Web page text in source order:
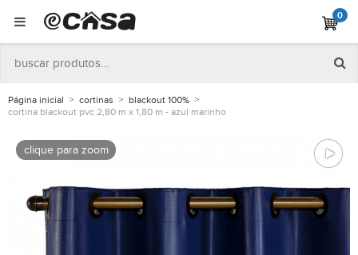
0
Página inicial cortinas
blackout 100%
cortina blackout pvc 2,80 m x 1,80 m - azul marinho
clique para zoom